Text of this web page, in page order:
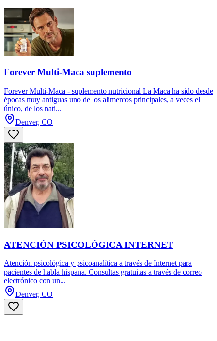
Forever Multi-Maca suplemento
Forever Multi-Maca - suplemento nutricional La Maca ha sido desde
épocas muy antiguas uno de los alimentos principales, a veces el
único, de los nati...
Denver, CO
ATENCIÓN PSICOLÓGICA INTERNET
Atención psicológica y psicoanalítica a través de Internet para
pacientes de habla hispana. Consultas gratuitas a través de correo
electrónico con un...
Denver, CO